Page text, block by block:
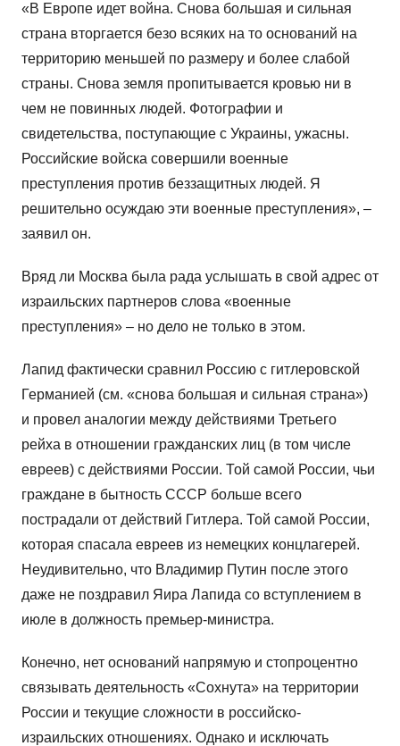
«В Европе идет война. Снова большая и сильная
страна вторгается безо всяких на то оснований на
территорию меньшей по размеру и более слабой
страны. Снова земля пропитывается кровью ни в
чем не повинных людей. Фотографии и
свидетельства, поступающие с Украины, ужасны.
Российские войска совершили военные
преступления против беззащитных людей. Я
решительно осуждаю эти военные преступления», –
заявил он.
Вряд ли Москва была рада услышать в свой адрес от
израильских партнеров слова «военные
преступления» – но дело не только в этом.
Лапид фактически сравнил Россию с гитлеровской
Германией (см. «снова большая и сильная страна»)
и провел аналогии между действиями Третьего
рейха в отношении гражданских лиц (в том числе
евреев) с действиями России. Той самой России, чьи
граждане в бытность СССР больше всего
пострадали от действий Гитлера. Той самой России,
которая спасала евреев из немецких концлагерей.
Неудивительно, что Владимир Путин после этого
даже не поздравил Яира Лапида со вступлением в
июле в должность премьер-министра.
Конечно, нет оснований напрямую и стопроцентно
связывать деятельность «Сохнута» на территории
России и текущие сложности в российско-
израильских отношениях. Однако и исключать